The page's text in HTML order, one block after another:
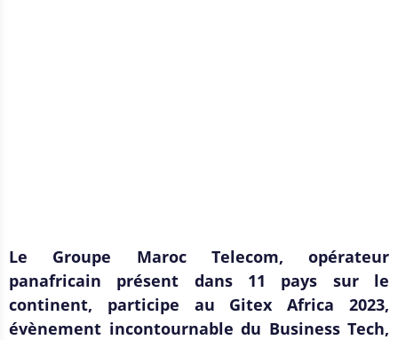
Le Groupe Maroc Telecom, opérateur
panafricain présent dans 11 pays sur le
continent, participe au Gitex Africa 2023,
évènement incontournable du Business Tech,